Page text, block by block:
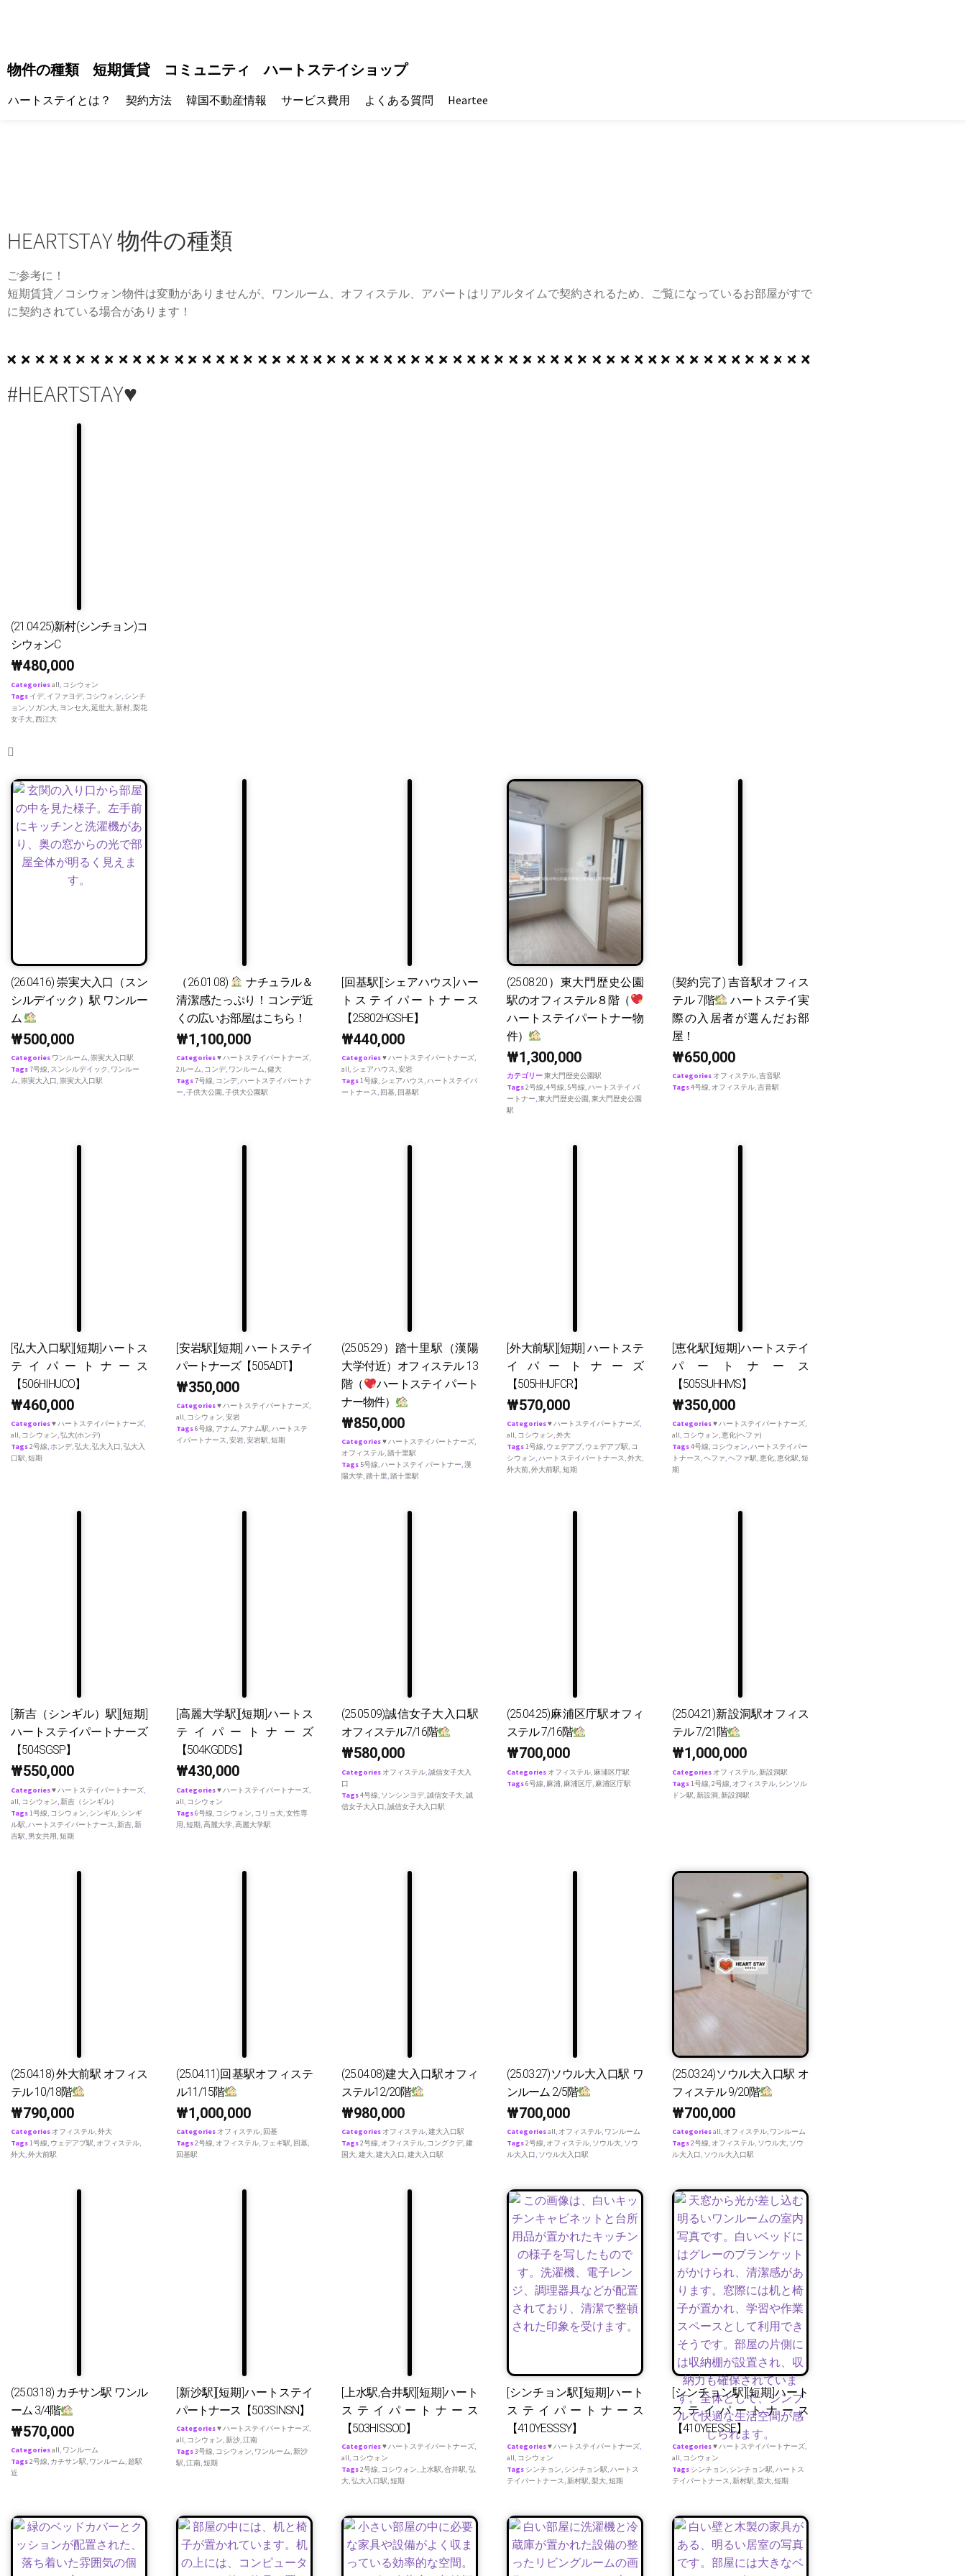
物件の種類 短期賃貸 コミュニティ ハートステイショップ
ハートステイとは？ 契約方法 韓国不動産情報 サービス費用 よくある質問 Heartee
HEARTSTAY 物件の種類
ご参考に！
短期賃貸／コシウォン物件は変動がありませんが、ワンルーム、オフィステル、アパートはリアルタイムで契約されるため、ご覧になっているお部屋がすで
に契約されている場合があります！
#HEARTSTAY♥
(21.04.25)新村(シンチョン)コ
シウォンC
₩480,000
Categoriesall, コシウォン
Tags イデ, イファヨデ, コシウォン, シンチ
ョン, ソガン大, ヨンセ大,延世大,新村,梨花
女子大,西江大
(26.04.16) 崇実大入口（スン
シルデイック）駅 ワンルー
ム
₩500,000
Categories ワンルーム,崇実大入口駅
Tags7号線, スンシルデイック , ワンルー
ム,崇実大入口,崇実大入口駅
（26.01.08)
ナチュラル＆
清潔感たっぷり！コンデ近
くの広いお部屋はこちら！
₩1,100,000
Categories♥ ハートステイパートナーズ,
2ルーム, コンデ, ワンルーム,健大
Tags7号線, コンデ,ハートステイパートナ
ー,子供大公園,子供大公園駅
[回基駅][シェアハウス]ハー
トステイパートナース
【25802HGSHE】
₩440,000
Categories♥ ハートステイパートナーズ,
all, シェアハウス,安岩
Tags1号線, シェアハウス,ハートステイパ
ートナース, 回基, 回基駅
(25.08.20）東大門歴史公園
駅のオフィステル８階（
ハートステイパートナー物
件）
₩1,300,000
カテゴリー東大門歴史公園駅
Tags2号線,4号線, 5号線,ハートステイ パ
ートナー,東大門歴史公園,東大門歴史公園
駅
(契約完了) 吉音駅オフィス
テル 7階
ハートステイ実
際の入居者が選んだお部
屋！
₩650,000
Categories オフィステル,吉音駅
Tags4号線, オフィステル,吉音駅
[弘大入口駅][短期]ハートス
テイパートナース
【506HIHUCO】
₩460,000
Categories♥ ハートステイパートナーズ,
all, コシウォン,弘大(ホンデ)
Tags2号線,ホンデ,弘大,弘大入口,弘大入
口駅,短期
[安岩駅][短期] ハートステイ
パートナーズ【505ADT】
₩350,000
Categories♥ ハートステイパートナーズ,
all, コシウォン,安岩
Tags6号線, アナム, アナム駅,ハートステ
イパートナース,安岩,安岩駅,短期
(25.05.29）踏十里駅（漢陽
大学付近）オフィステル 13
階（
ハートステイ パート
ナー物件）
₩850,000
Categories♥ ハートステイパートナーズ,
オフィステル,踏十里駅
Tags 5号線,ハートステイ パートナー,漢
陽大学,踏十里,踏十里駅
[外大前駅][短期] ハートステ
イパートナーズ
【505HHUFCR】
₩570,000
Categories♥ ハートステイパートナーズ,
all, コシウォン,外大
Tags1号線, ウェデアプ, ウェデアプ駅, コ
シウォン,ハートステイパートナース,外大,
外大前,外大前駅,短期
[恵化駅][短期]ハートステイ
パートナース
【505SUHHMS】
₩350,000
Categories♥ ハートステイパートナーズ,
all, コシウォン,恵化(ヘファ)
Tags4号線, コシウォン,ハートステイパー
トナース,ヘファ,ヘファ駅,恵化,恵化駅,短
期
[新吉（シンギル）駅][短期]
ハートステイパートナーズ
【504SGSP】
₩550,000
Categories♥ ハートステイパートナーズ,
all, コシウォン,新吉（シンギル）
Tags1号線, コシウォン, シンギル, シンギ
ル駅,ハートステイパートナース,新吉,新
吉駅, 男女共用,短期
[高麗大学駅][短期]ハートス
テイパートナーズ
【504KGDDS】
₩430,000
Categories♥ ハートステイパートナーズ,
all, コシウォン
Tags6号線, コシウォン, コリョ大,女性専
用,短期,高麗大学,高麗大学駅
(25.05.09)誠信女子大入口駅
オフィステル7/16階
₩580,000
Categories オフィステル,誠信女子大入
口
Tags4号線, ソンシンヨデ,誠信女子大,誠
信女子大入口,誠信女子大入口駅
(25.04.25)麻浦区庁駅オフィ
ステル 7/16階
₩700,000
Categories オフィステル, 麻浦区庁駅
Tags6号線, 麻浦, 麻浦区庁, 麻浦区庁駅
(25.04.21)新設洞駅オフィス
テル 7/21階
₩1,000,000
Categories オフィステル,新設洞駅
Tags1号線,2号線, オフィステル, シンソル
ドン駅,新設洞,新設洞駅
(25.04.18) 外大前駅 オフィス
テル 10/18階
₩790,000
Categories オフィステル,外大
Tags1号線, ウェデアプ駅, オフィステル,
外大,外大前駅
(25.04.11)回基駅オフィステ
ル11/15階
₩1,000,000
Categories オフィステル, 回基
Tags2号線, オフィステル, フェギ駅, 回基,
回基駅
(25.04.08)建大入口駅オフィ
ステル12/20階
₩980,000
Categories オフィステル,建大入口駅
Tags2号線, オフィステル, コングクデ,建
国大,建大,建大入口,建大入口駅
(25.03.27)ソウル大入口駅 ワ
ンルーム 2/5階
₩700,000
Categoriesall, オフィステル, ワンルーム
Tags2号線, オフィステル, ソウル大, ソウ
ル大入口, ソウル大入口駅
(25.03.24)ソウル大入口駅 オ
フィステル 9/20階
₩700,000
Categoriesall, オフィステル, ワンルーム
Tags2号線, オフィステル, ソウル大, ソウ
ル大入口, ソウル大入口駅
(25.03.18) カチサン駅 ワンル
ーム 3/4階
₩570,000
Categoriesall, ワンルーム
Tags2号線, カチサン駅, ワンルーム, 超駅
近
[新沙駅][短期]ハートステイ
パートナース【503SINSN】
Categories♥ ハートステイパートナーズ,
all, コシウォン,新沙,江南
Tags3号線, コシウォン, ワンルーム,新沙
駅,江南,短期
[上水駅,合井駅][短期]ハート
ステイパートナース
【503HISSOD】
Categories♥ ハートステイパートナーズ,
all, コシウォン
Tags2号線, コシウォン, 上水駅,合井駅,弘
大,弘大入口駅,短期
[シンチョン駅][短期]ハート
ステイパートナース
【410YESSSY】
Categories♥ ハートステイパートナーズ,
all, コシウォン
Tags シンチョン, シンチョン駅,ハートス
テイパートナース,新村駅,梨大,短期
[シンチョン駅][短期]ハート
ステイパートナース
【410YEESSE】
Categories♥ ハートステイパートナーズ,
all, コシウォン
Tags シンチョン, シンチョン駅,ハートス
テイパートナース,新村駅,梨大,短期